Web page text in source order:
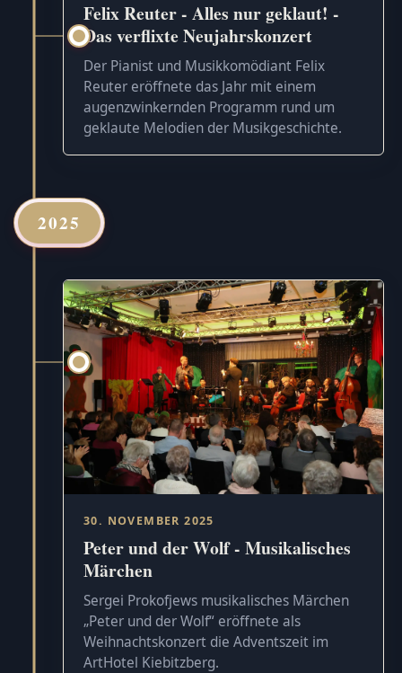
Felix Reuter - Alles nur geklaut! -
Das verflixte Neujahrskonzert
Der Pianist und Musikkomödiant Felix
Reuter eröffnete das Jahr mit einem
augenzwinkernden Programm rund um
geklaute Melodien der Musikgeschichte.
2025
30. NOVEMBER 2025
Peter und der Wolf - Musikalisches
Märchen
Sergei Prokofjews musikalisches Märchen
„Peter und der Wolf“ eröffnete als
Weihnachtskonzert die Adventszeit im
ArtHotel Kiebitzberg.